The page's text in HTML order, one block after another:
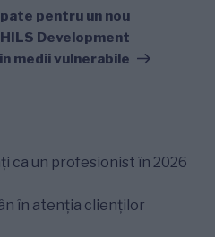
următor
pentru un nou
Development
medii vulnerabile
ca un profesionist în 2026
în atenția clienților